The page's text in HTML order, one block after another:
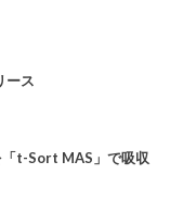
ース
「t-Sort MAS」で吸収